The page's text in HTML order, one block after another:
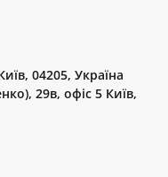
04205, Україна
29в, офіс 5 Київ,